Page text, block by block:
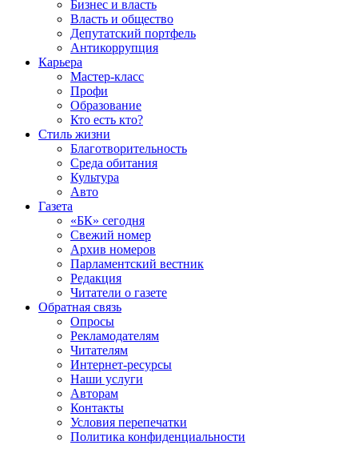
Бизнес и власть
Власть и общество
Депутатский портфель
Антикоррупция
Карьера
Мастер-класс
Профи
Образование
Кто есть кто?
Стиль жизни
Благотворительность
Среда обитания
Культура
Авто
Газета
«БК» сегодня
Свежий номер
Архив номеров
Парламентский вестник
Редакция
Читатели о газете
Обратная связь
Опросы
Рекламодателям
Читателям
Интернет-ресурсы
Наши услуги
Авторам
Контакты
Условия перепечатки
Политика конфиденциальности